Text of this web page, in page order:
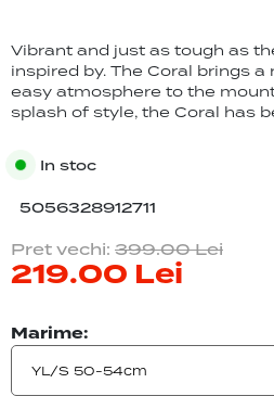
Vibrant and just as tough as
inspired by. The Coral brings
easy atmosphere to the
splash of style, the Coral has
In stoc
5056328912711
Pret vechi: 399.00Lei
219.00 Lei
Marime: